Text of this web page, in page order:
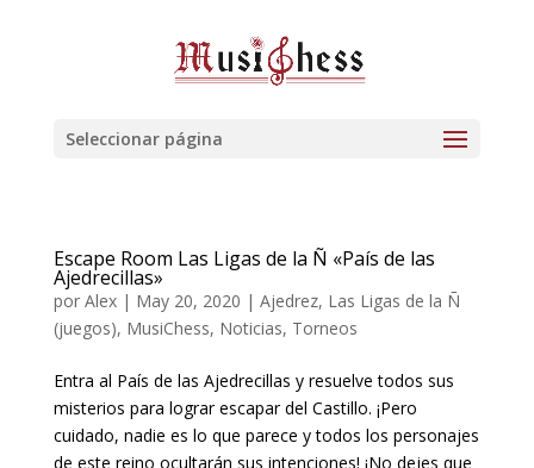
Seleccionar página
Escape Room Las Ligas de la Ñ «País de las
Ajedrecillas»
por Alex| May 20, 2020 | Ajedrez, Las Ligas de la Ñ
(juegos), MusiChess, Noticias, Torneos
Entra al País de las Ajedrecillas y resuelve todos sus
misterios para lograr escapar del Castillo. ¡Pero
cuidado, nadie es lo que parece y todos los personajes
de este reino ocultarán sus intenciones! ¡No dejes que